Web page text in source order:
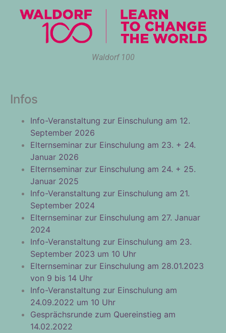
Waldorf 100
Infos
Info-Veranstaltung zur Einschulung am 12.
September 2026
Elternseminar zur Einschulung am 23. + 24.
Januar 2026
Elternseminar zur Einschulung am 24. + 25.
Januar 2025
Info-Veranstaltung zur Einschulung am 21.
September 2024
Elternseminar zur Einschulung am 27. Januar
2024
Info-Veranstaltung zur Einschulung am 23.
September 2023 um 10 Uhr
Elternseminar zur Einschulung am 28.01.2023
von 9 bis 14 Uhr
Info-Veranstaltung zur Einschulung am
24.09.2022 um 10 Uhr
Gesprächsrunde zum Quereinstieg am
14.02.2022